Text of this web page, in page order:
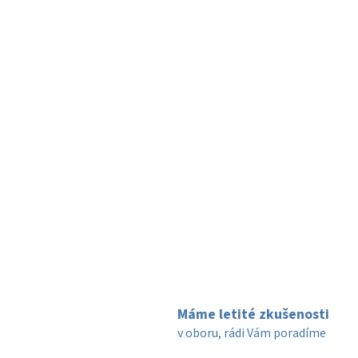
Máme letité zkušenosti
v oboru, rádi Vám poradíme